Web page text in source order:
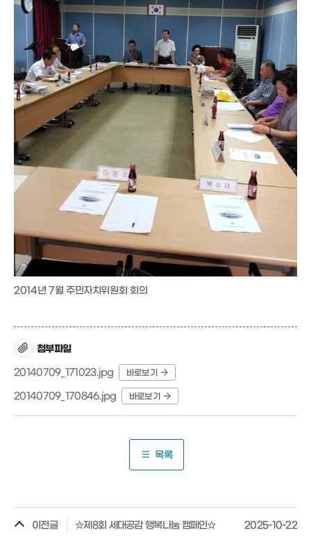
2014년 7월 주민자치위원회 회의
첨부파일
20140709_171023.jpg
바로보기
20140709_170846.jpg 바로보기
목록
이전글 ☆제8회 세대공감 행복나눔 캠페인☆ 2025-10-22